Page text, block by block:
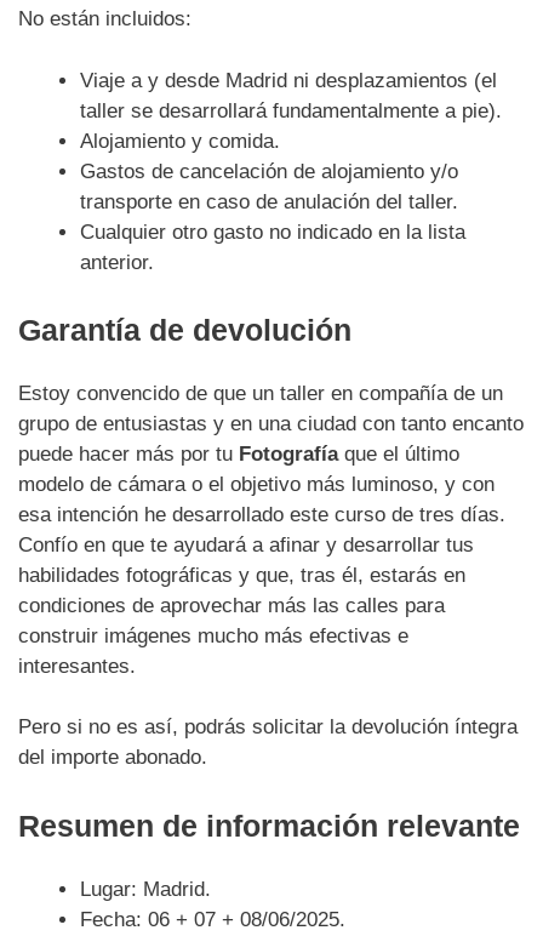
No están incluidos:
Viaje a y desde Madrid ni desplazamientos (el
taller se desarrollará fundamentalmente a pie).
Alojamiento y comida.
Gastos de cancelación de alojamiento y/o
transporte en caso de anulación del taller.
Cualquier otro gasto no indicado en la lista
anterior.
Garantía de devolución
Estoy convencido de que un taller en compañía de un
grupo de entusiastas y en una ciudad con tanto encanto
puede hacer más por tu Fotografíaque el último
modelo de cámara o el objetivo más luminoso, y con
esa intención he desarrollado este curso de tres días.
Confío en que te ayudará a afinar y desarrollar tus
habilidades fotográficas y que, tras él, estarás en
condiciones de aprovechar más las calles para
construir imágenes mucho más efectivas e
interesantes.
Pero si no es así, podrás solicitar la devolución íntegra
del importe abonado.
Resumen de información relevante
Lugar: Madrid.
Fecha: 06 + 07 + 08/06/2025.